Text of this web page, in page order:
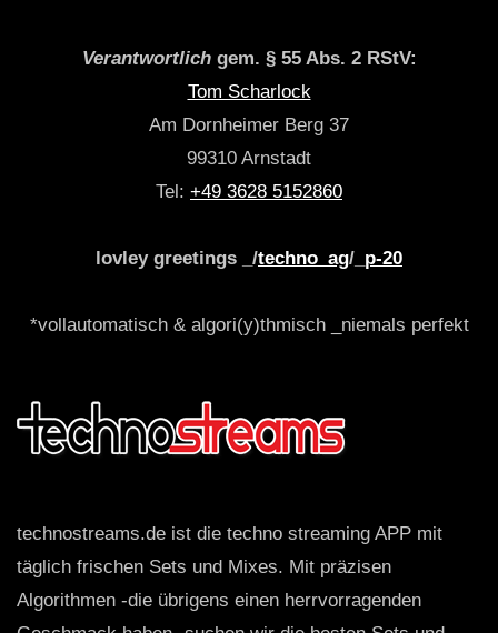
Verantwortlichgem. § 55 Abs. 2 RStV:
Tom Scharlock
Am Dornheimer Berg 37
99310 Arnstadt
Tel: +49 3628 5152860
lovley greetings _/techno_ag/_ p-20
*vollautomatisch & algori(y)thmisch _niemals perfekt
technostreams.de ist die techno streaming APP mit
täglich frischen Sets und Mixes. Mit präzisen
Algorithmen -die übrigens einen herrvorragenden